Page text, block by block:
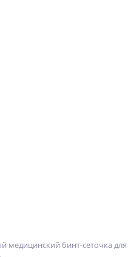
медицинский бинт-сеточка